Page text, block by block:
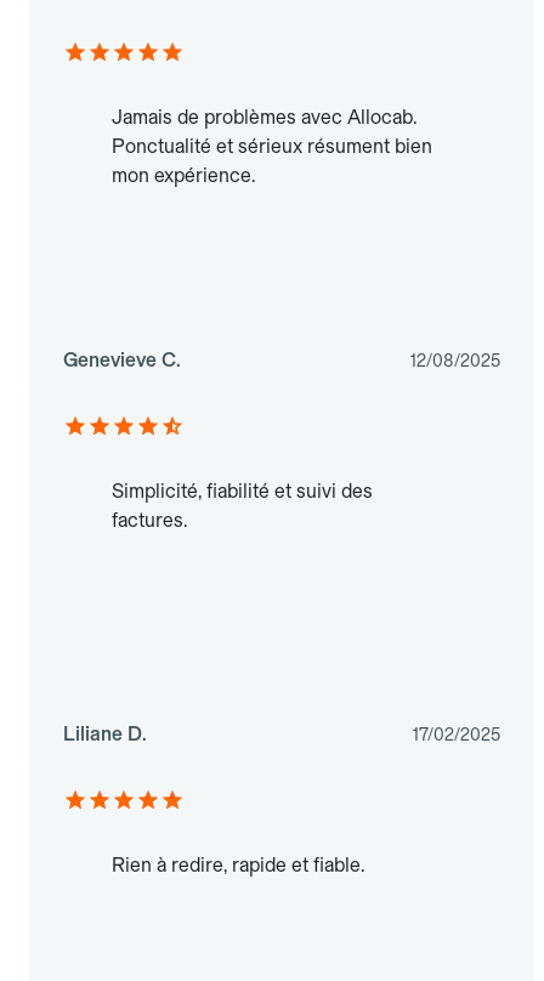
Jamais de problèmes avec Allocab.
Ponctualité et sérieux résument bien
mon expérience.
Genevieve C. 12/08/2025
Simplicité, fiabilité et suivi des
factures.
Liliane D. 17/02/2025
Rien à redire, rapide et fiable.